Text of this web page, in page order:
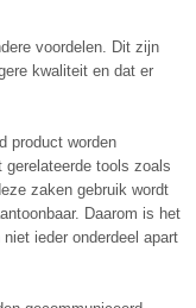
voordelen. Dit zijn
kwaliteit en dat er
product worden
tools zoals
zaken gebruik wordt
Daarom is het
ieder onderdeel apart